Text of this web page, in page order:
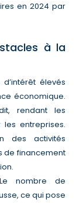
en 2024 par
à la
élevés
économique.
rendant les
les entreprises.
des activités
de financement
nombre de
ce qui pose